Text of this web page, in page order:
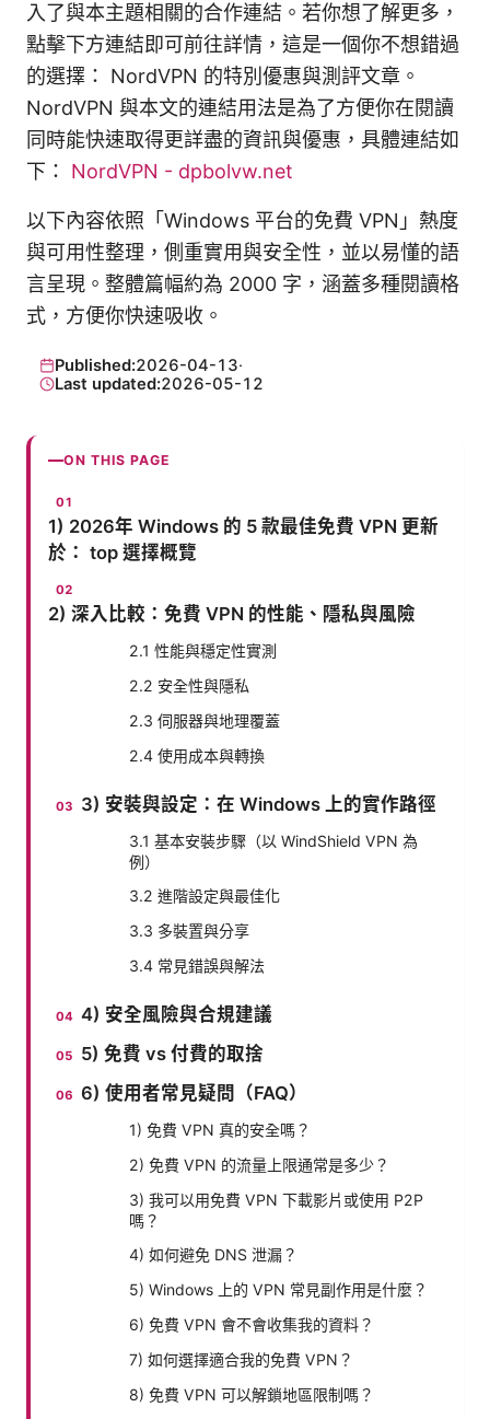
入了與本主題相關的合作連結。若你想了解更多，
點擊下方連結即可前往詳情，這是一個你不想錯過
的選擇： NordVPN 的特別優惠與測評文章。
NordVPN 與本文的連結用法是為了方便你在閱讀
同時能快速取得更詳盡的資訊與優惠，具體連結如
下： NordVPN - dpbolvw.net
以下內容依照「Windows 平台的免費 VPN」熱度
與可用性整理，側重實用與安全性，並以易懂的語
言呈現。整體篇幅約為 2000 字，涵蓋多種閱讀格
式，方便你快速吸收。
Published:2026-04-13·
Last updated:2026-05-12
ON THIS PAGE
1) 2026年 Windows 的 5 款最佳免費 VPN 更新
於： top 選擇概覽
2) 深入比較：免費 VPN 的性能、隱私與風險
2.1 性能與穩定性實測
2.2 安全性與隱私
2.3 伺服器與地理覆蓋
2.4 使用成本與轉換
3) 安裝與設定：在 Windows 上的實作路徑
3.1 基本安裝步驟（以 WindShield VPN 為
例）
3.2 進階設定與最佳化
3.3 多裝置與分享
3.4 常見錯誤與解法
4) 安全風險與合規建議
5) 免費 vs 付費的取捨
6) 使用者常見疑問（FAQ）
1) 免費 VPN 真的安全嗎？
2) 免費 VPN 的流量上限通常是多少？
3) 我可以用免費 VPN 下載影片或使用 P2P
嗎？
4) 如何避免 DNS 泄漏？
5) Windows 上的 VPN 常見副作用是什麼？
6) 免費 VPN 會不會收集我的資料？
7) 如何選擇適合我的免費 VPN？
8) 免費 VPN 可以解鎖地區限制嗎？